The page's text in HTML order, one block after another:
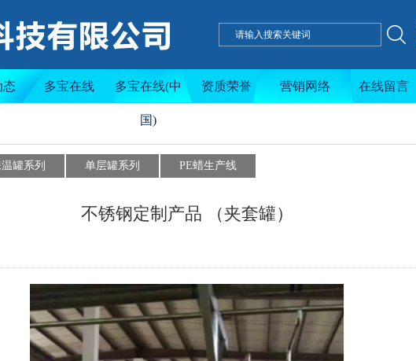
态 多宝在线 多宝在线(中
国)
资质荣誉 营销网络 在线留言
温罐系列 单层罐系列 PE蜡生产线
罐系列 单层罐系列 PE蜡生产线
不锈钢定制产品 （夹套罐）